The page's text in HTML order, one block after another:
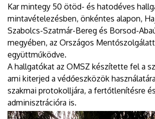
Kar mintegy 50 ötöd- és hatodéves
mintavételezésben, önkéntes alapon,
Szabolcs-Szatmár-Bereg és Borsod-
megyében, az Országos
együttműködve.
A hallgatókat az OMSZ készítette fel a
ami kiterjed a védőeszközök
szakmai protokolljára, a fertőtlenítésre
adminisztrációra is.